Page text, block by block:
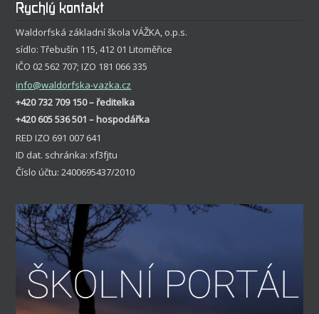
Rychlý kontakt
Waldorfská základní škola VÁŽKA, o.p.s.
sídlo: Třebušín 115, 412 01 Litoměřice
IČO 02 562 707; IZO 181 066 335
info@waldorfska-vazka.cz
+420 732 709 150 – ředitelka
+420 605 536 501 – hospodářka
RED IZO 691 007 641
ID dat. schránka: xf3fjtu
Číslo účtu: 2400695437/2010